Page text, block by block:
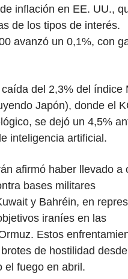
inflación en EE. UU.,
de los tipos de interés.
avanzó un 0,1%, con
del 2,3% del índice
Japón), donde el
se dejó un 4,5%
inteligencia artificial.
afirmó haber llevado a
bases militares
y Bahréin, en
iraníes en las
Estos
de hostilidad
el fuego en abril.